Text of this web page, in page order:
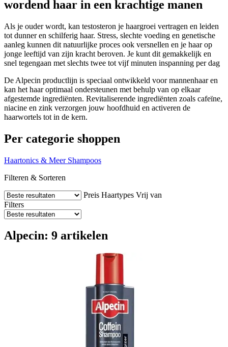
wordend haar in een krachtige manen
Als je ouder wordt, kan testosteron je haargroei vertragen en leiden
tot dunner en schilferig haar. Stress, slechte voeding en genetische
aanleg kunnen dit natuurlijke proces ook versnellen en je haar op
jonge leeftijd van zijn kracht beroven. Je kunt dit gemakkelijk en
snel tegengaan met slechts twee tot vijf minuten inspanning per dag
De Alpecin productlijn is speciaal ontwikkeld voor mannenhaar en
kan het haar optimaal ondersteunen met behulp van op elkaar
afgestemde ingrediënten. Revitaliserende ingrediënten zoals cafeïne,
niacine en zink verzorgen jouw hoofdhuid en activeren de
haarwortels tot in de kern.
Per categorie shoppen
Haartonics & Meer Shampoos
Filteren & Sorteren
Preis Haartypes Vrij van
Filters
Alpecin: 9 artikelen